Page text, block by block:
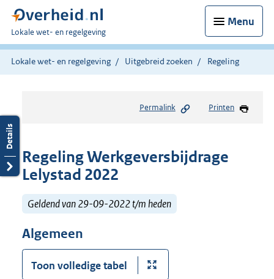
Menu
U
bent
hier:
Lokale wet- en regelgeving
Lokale wet- en regelgeving Uitgebreid zoeken Regeling
Permalink Printen
Regeling Werkgeversbijdrage
Lelystad 2022
Geldend van 29-09-2022 t/m heden
Algemeen
Toon volledige tabel